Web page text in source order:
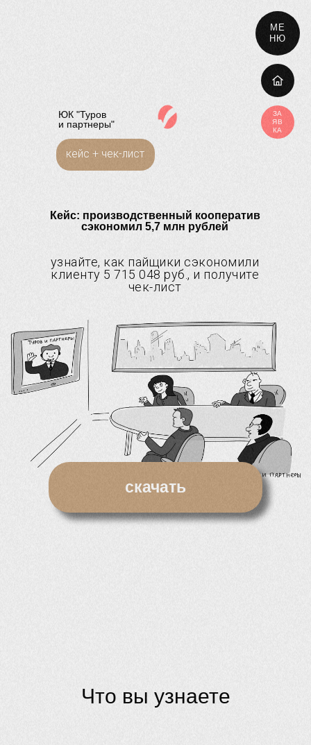
ЮК "Туров
и партнеры"
Кейс: производственный кооператив
сэкономил 5,7 млн рублей
кейс + чек-лист
узнайте, как пайщики сэкономили
клиенту 5 715 048 руб., и получите
чек-лист
скачать
Что вы узнаете
МЕ
НЮ
ЗА
ЯВ
КА